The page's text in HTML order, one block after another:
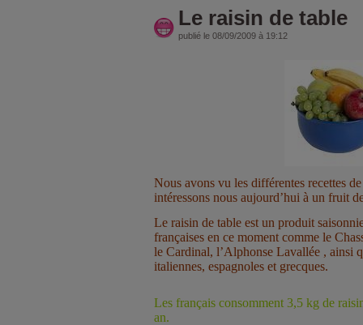
Le raisin de table
publié le 08/09/2009 à 19:12
Nous avons vu les différentes recettes
intéressons nous aujourd’hui à un fruit
Le raisin de table est un produit
françaises en ce moment comme le
le Cardinal, l’Alphonse Lavallée , ainsi
italiennes, espagnoles et grecques.
Les français consomment 3,5 kg de
an.